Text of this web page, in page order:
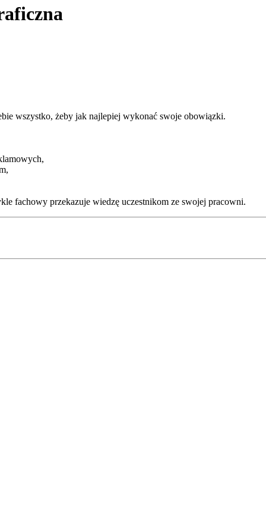
wszystko, żeby jak najlepiej wykonać swoje obowiązki.
fachowy przekazuje wiedzę uczestnikom ze swojej pracowni.